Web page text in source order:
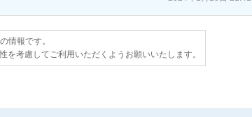
情報です。
を考慮してご利用いただくようお願いいたします。